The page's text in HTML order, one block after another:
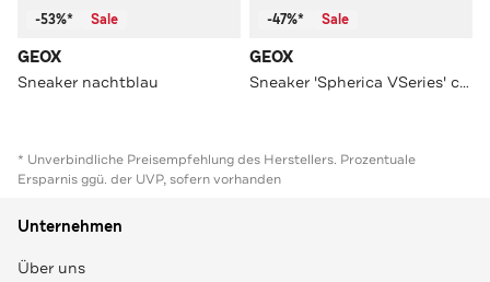
-53%* Sale
GEOX
Sneaker nachtblau
-47%* Sale
GEOX
Sneaker 'Spherica VSeries' cognac
* Unverbindliche Preisempfehlung des Herstellers. Prozentuale
Ersparnis ggü. der UVP, sofern vorhanden
Unternehmen
Über uns